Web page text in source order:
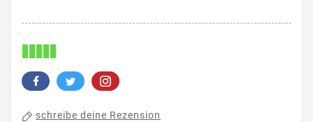
schreibe deine Rezension